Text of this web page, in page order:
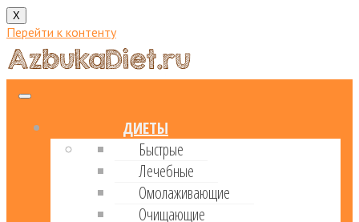
X
Перейти к контенту
ДИЕТЫ
Быстрые
Лечебные
Омолаживающие
Очищающие